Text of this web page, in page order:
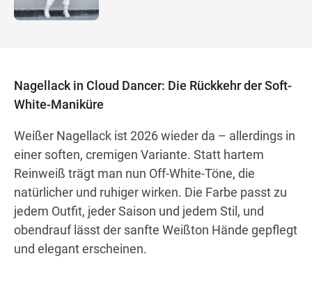
Nagellack in Cloud Dancer: Die Rückkehr der Soft-
White-Maniküre
Weißer Nagellack ist 2026 wieder da – allerdings in
einer soften, cremigen Variante. Statt hartem
Reinweiß trägt man nun Off-White-Töne, die
natürlicher und ruhiger wirken. Die Farbe passt zu
jedem Outfit, jeder Saison und jedem Stil, und
obendrauf lässt der sanfte Weißton Hände gepflegt
und elegant erscheinen.